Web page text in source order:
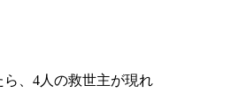
、4人の救世主が現れ